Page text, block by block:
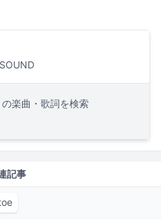
の楽曲・歌詞を検索
記事